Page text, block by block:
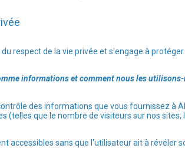
respect de la vie privée et s'engage à
informations et comment nous les utilisons-
des informations que vous fournissez à
(telles que le nombre de visiteurs sur nos sites,
accessibles sans que l'utilisateur ait à révéler